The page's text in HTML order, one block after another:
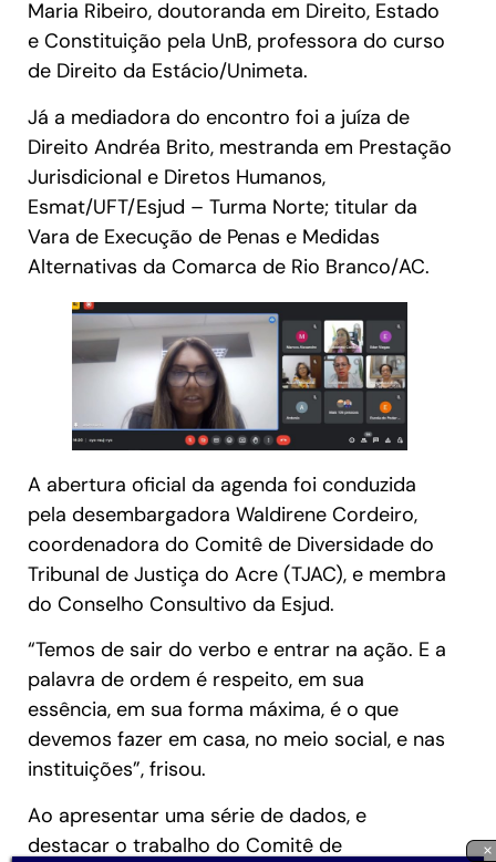
Maria Ribeiro, doutoranda em Direito, Estado
e Constituição pela UnB, professora do curso
de Direito da Estácio/Unimeta.
Já a mediadora do encontro foi a juíza de
Direito Andréa Brito, mestranda em Prestação
Jurisdicional e Diretos Humanos,
Esmat/UFT/Esjud – Turma Norte; titular da
Vara de Execução de Penas e Medidas
Alternativas da Comarca de Rio Branco/AC.
A abertura oficial da agenda foi conduzida
pela desembargadora Waldirene Cordeiro,
coordenadora do Comitê de Diversidade do
Tribunal de Justiça do Acre (TJAC), e membra
do Conselho Consultivo da Esjud.
“Temos de sair do verbo e entrar na ação. E a
palavra de ordem é respeito, em sua
essência, em sua forma máxima, é o que
devemos fazer em casa, no meio social, e nas
instituições”, frisou.
Ao apresentar uma série de dados, e
destacar o trabalho do Comitê de
×